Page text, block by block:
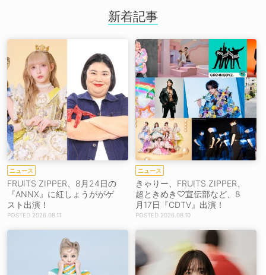
新着記事
ニュース
FRUITS ZIPPER、8月24日の
『ANNX』に紅しょうががゲ
スト出演！
2026.08.11
ニュース
きゃりー、FRUITS ZIPPER、
超ときめき♡宣伝部など、8
月17日『CDTV』出演！
2026.08.10